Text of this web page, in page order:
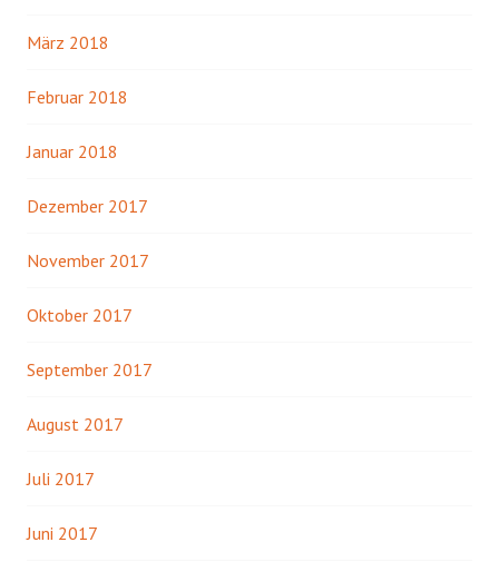
März 2018
Februar 2018
Januar 2018
Dezember 2017
November 2017
Oktober 2017
September 2017
August 2017
Juli 2017
Juni 2017